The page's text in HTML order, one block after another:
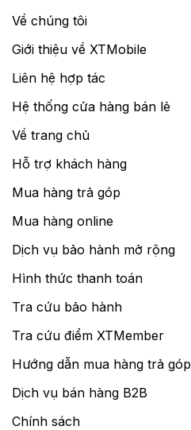
Về chúng tôi
Giới thiệu về XTMobile
Liên hệ hợp tác
Hệ thống cửa hàng bán lẻ
Về trang chủ
Hỗ trợ khách hàng
Mua hàng trả góp
Mua hàng online
Dịch vụ bảo hành mở rộng
Hình thức thanh toán
Tra cứu bảo hành
Tra cứu điểm XTMember
Hướng dẫn mua hàng trả góp
Dịch vụ bán hàng B2B
Chính sách